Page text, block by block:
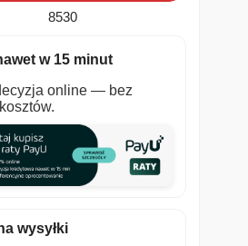
8530
w 15 minut
online — bez
wysyłki